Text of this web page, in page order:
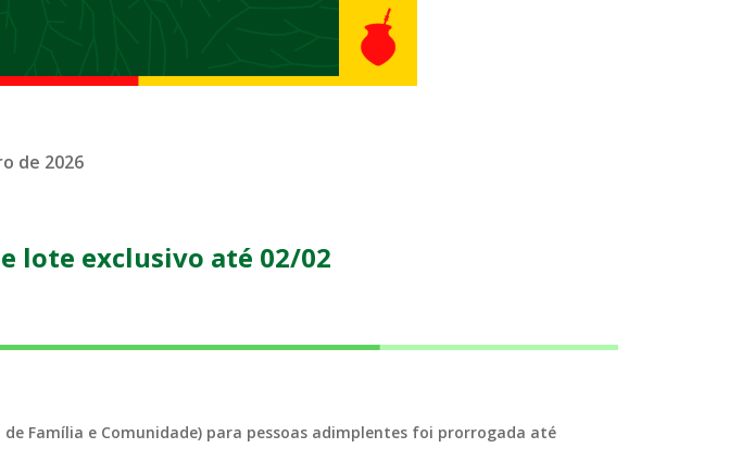
de 2026
lote exclusivo até 02/02
de Família e Comunidade) para pessoas adimplentes foi prorrogada até